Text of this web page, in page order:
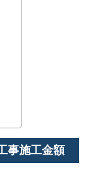
事施工金額